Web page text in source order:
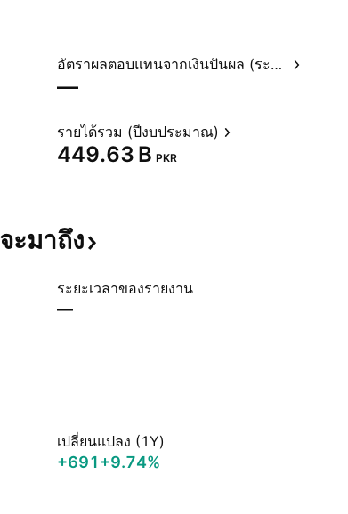
อัตราผลตอบแทนจากเงินปันผล (ระบุไว้)
—
รายได้รวม (ปีงบประมาณ)
‪449.63 B‬ PKR
ะมาถึง
ระยะเวลาของรายงาน
—
เปลี่ยนแปลง (1Y)
+691+9.74%